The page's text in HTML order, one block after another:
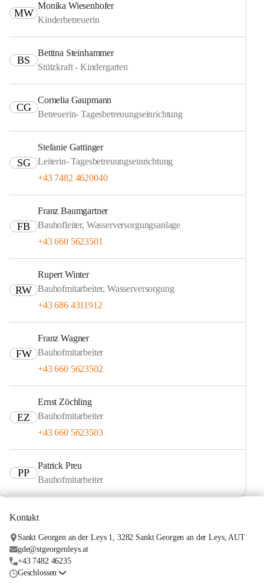
MW
Monika Wiesenhofer
Kinderbetreuerin
BS
Bettina Steinhammer
Stützkraft - Kindergarten
CG
Cornelia Gaupmann
Betreuerin- Tagesbetreuungseinrichtung
SG
Stefanie Gattinger
Leiterin- Tagesbetreuungseinrichtung
+43 7482 4620040
FB
Franz Baumgartner
Bauhofleiter, Wasserversorgungsanlage
+43 660 5623501
RW
Rupert Winter
Bauhofmitarbeiter, Wasserversorgung
+43 686 4311912
FW
Franz Wagner
Bauhofmitarbeiter
+43 660 5623502
EZ
Ernst Zöchling
Bauhofmitarbeiter
+43 660 5623503
PP
Patrick Preu
Bauhofmitarbeiter
Kontakt
Sankt Georgen an der Leys 1, 3282 Sankt Georgen an der Leys, AUT
gde@stgeorgenleys.at
+43 7482 46235
Geschlossen